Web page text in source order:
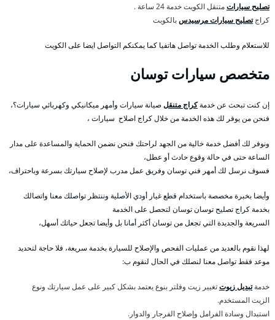
تصليح سياراتمتنقل الكويت خدمة 24 ساعة .
كراجتصليح سيارات مرسيدسبالكويت
للاستعلام وطلب الخدمة تواصل هاتفيا كما يمكنكم التواصل ايضا على الكويت
متخصص سيارات توسان
إن كنت تبحث عن خدمةكراج متنقلصيانة سيارات وأمهر ميكانيكي وكهربائي سيارات؟،
فنحن من يوفر لك هذه الخدمة من خلال كراج اصلاح سيارات ،
ونوفر لك أفضل خدمة خالية من الجهد لراحتك فنحن نضمن الحماية والمساعدة على مدار
الساعة حتى في حالة وقوع حادث أو عطل،
فسوف نرسل لك أمهر فني توسان وفريق عمل مدرب لإصلاح سيارتك بسرعة وباحتراف،
وأيضا بخبرة مخصصة باستخدام قطع غيار أودي الأصلية وننتظر تواصلك معنا واتصالك
بخدمة كراج تصليح توسان توسان لتحصل على الخدمة
السريعة والجديدة التي تجعل من توسان أكثر أمانا بل وأيضا تجعل حياتك أسهل،
لهذا نقوم بالعديد من عمليات الفحص والإصلاح للسيارة بخدمة سريعة، فلا حاجة لتحديد
موعد فقط تواصل معنا لنصلك في الحال لنقوم ب:
خدمةتبديل زيوتتغيير زيت وفلتر بنوع يعتمد بشكل كبير على عمل سيارتك ونوع
الزيت المستخدم.
استبدال وسادة الفرامل وإصلاح الفرجار والدوار.